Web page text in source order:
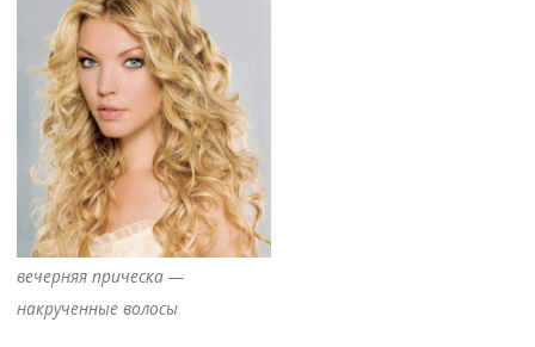
вечерняя прическа —
накрученные волосы